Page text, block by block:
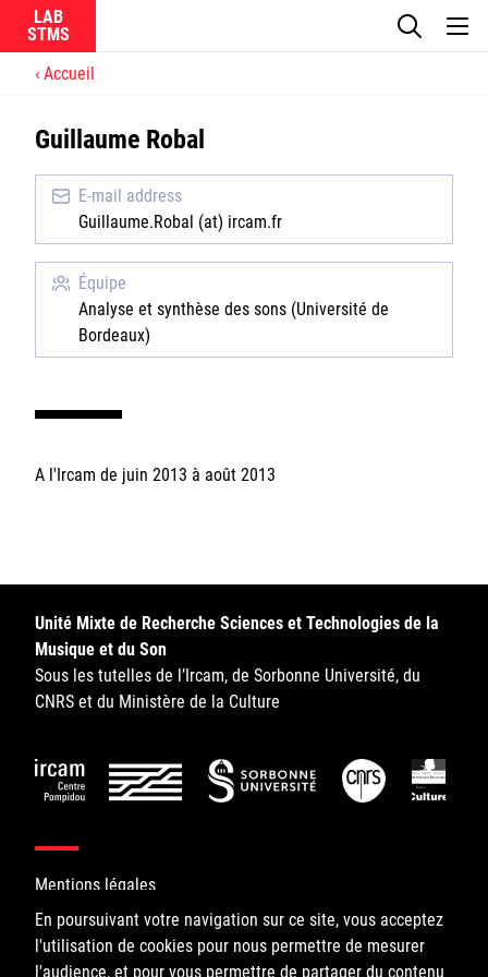
LAB
Ircam
CNRS
Rester informé
Offres d'emplois/stages
La recherche
Actualités
Équipes
Accueil
Guillaume Robal
E-mail address
Guillaume.Robal (at) ircam.fr
Équipe
Analyse et synthèse des sons (Université de
Bordeaux)
A l'Ircam de juin 2013 à août 2013
En poursuivant votre navigation sur ce site, vous acceptez
l'utilisation de cookies pour nous permettre de mesurer
l'audience, et pour vous permettre de partager du contenu
Unité Mixte de Recherche Sciences et Technologies de la
Musique et du Son
Sous les tutelles de l’Ircam, de Sorbonne Université, du
CNRS et du Ministère de la Culture
Mentions légales
©IRCAM, 2026. All Rights Reserved.